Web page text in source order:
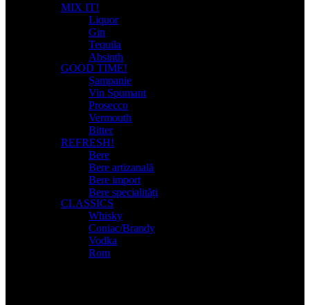
MIX IT!
Liquor
Gin
Tequila
Absinth
GOOD TIME!
Șampanie
Vin Spumant
Prosecco
Vermouth
Bitter
REFRESH!
Bere
Bere artizanală
Bere import
Bere specialități
CLASSICS
Whisky
Coniac/Brandy
Vodka
Rom